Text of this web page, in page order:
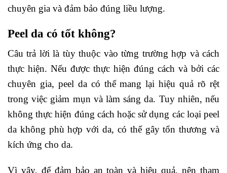
chuyên gia và đảm bảo đúng liều lượng.
Peel da có tốt không?
Câu trả lời là tùy thuộc vào từng trường hợp và cách
thực hiện. Nếu được thực hiện đúng cách và bởi các
chuyên gia, peel da có thể mang lại hiệu quả rõ rệt
trong việc giảm mụn và làm sáng da. Tuy nhiên, nếu
không thực hiện đúng cách hoặc sử dụng các loại peel
da không phù hợp với da, có thể gây tổn thương và
kích ứng cho da.
Vì vậy, để đảm bảo an toàn và hiệu quả, nên tham